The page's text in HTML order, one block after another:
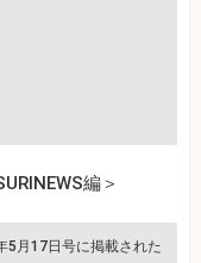
編＞
5月17日号に掲載された